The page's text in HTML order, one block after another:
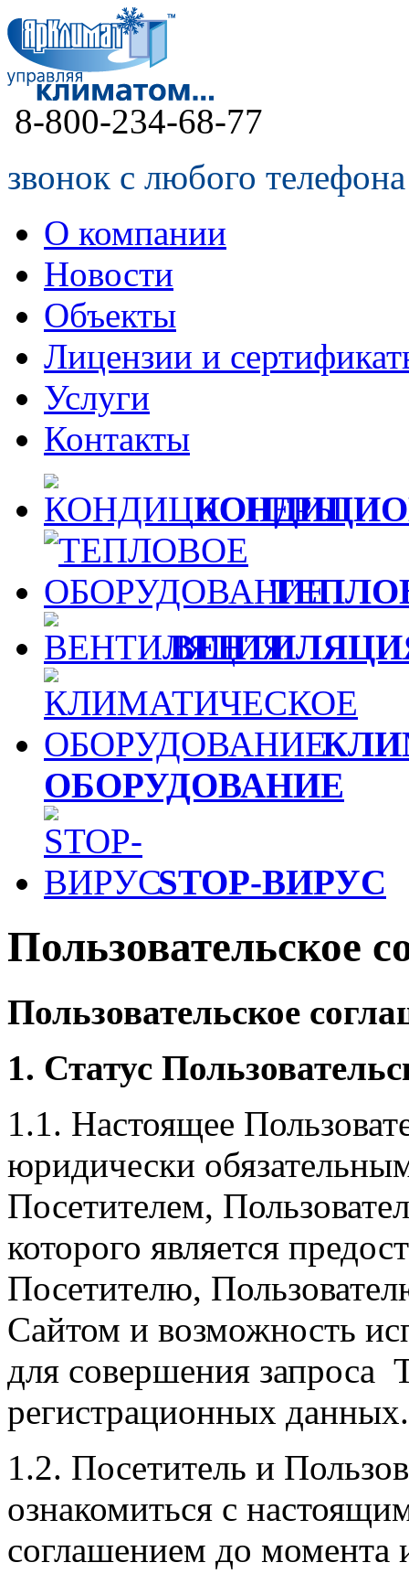
8-800-234-68-77
звонок с любого
О компании
Новости
Объекты
Лицензии и
Услуги
Контакты
ОБОРУДОВАНИЕ
STOP-ВИРУС
Пользовательское
Пользовательское
1. Статус
1.1. Настоящее
юридически
Посетителем,
которого является
Посетителю,
Сайтом и возможность
для совершения запроса
регистрационных данных.
1.2. Посетитель и
ознакомиться с
соглашением до момента